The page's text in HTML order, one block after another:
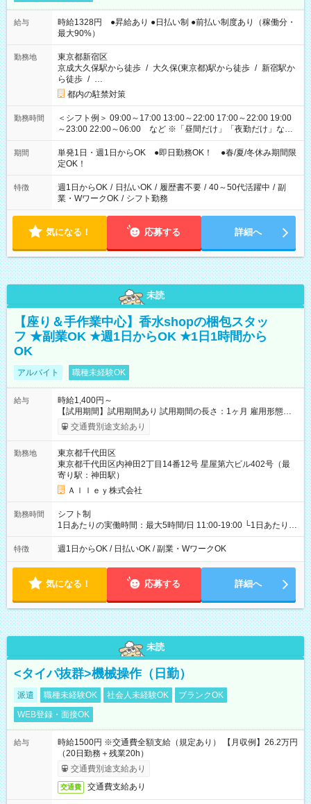
給与
時給1328円 ●昇給あり ●日払い制 ●前払い制度あり（稼働分・
最大90%）
勤務地
東京都新宿区
京成大久保駅から徒歩 / 大久保(東京都)駅から徒歩 / 新宿駅か
ら徒歩 / …
都内の駐禁対策
勤務時間
＜シフト例＞ 09:00～17:00 13:00～22:00 17:00～22:00 19:00
～23:00 22:00～06:00 など ※「昼間だけ」「夜勤だけ」など
の希望OK
期間
単発1日・週1日からOK ●即日勤務OK！ ●春/夏/冬休み期間限
定OK！
特徴 週1日からOK / 日払いOK / 履歴書不要 / 40～50代活躍中 / 副
業・WワークOK / シフト勤務
気になる！ 応募する 詳細へ
未読
【座り＆手作業中心】香水shopの梱包スタッ
フ ★副業OK ★週1日からOK ★1日1時間から
OK
アルバイト 職種未経験OK
給与
時給1,400円～
【試用期間】試用期間あり 試用期間の長さ：1ヶ月 雇用形態、
給与は本採用時と同じです。
交通費別途支給あり
勤務地
東京都千代田区
東京都千代田区内神田2丁目14番12号 星屋第六ビル402号（最
寄り駅：神田駅）
Ａｌｌｅｙ株式会社
勤務時間
シフト制
1日あたりの実働時間：最大5時間/日 11:00-19:00 └1日あたりの
実働時間：1-5時間 └上記の時間帯内であれば、いつでも勤務可
能！ └平日・土曜日の中で、お好きな曜日でご勤務いただけま
18:00 などのように、自由な働き方が可能なお仕事です！
特徴 週1日からOK / 日払いOK / 副業・WワークOK
気になる！ 応募する 詳細へ
未読
<タイパ抜群>機械操作（日勤）
派遣 職種未経験OK 社会人未経験OK
ブランクOK
WEB登録・面接OK
給与
時給1500円 ※交通費全額支給（規定あり） 【月収例】26.2万円
（20日勤務＋残業20h）
交通費別途支給あり
交通費 交通費支給あり